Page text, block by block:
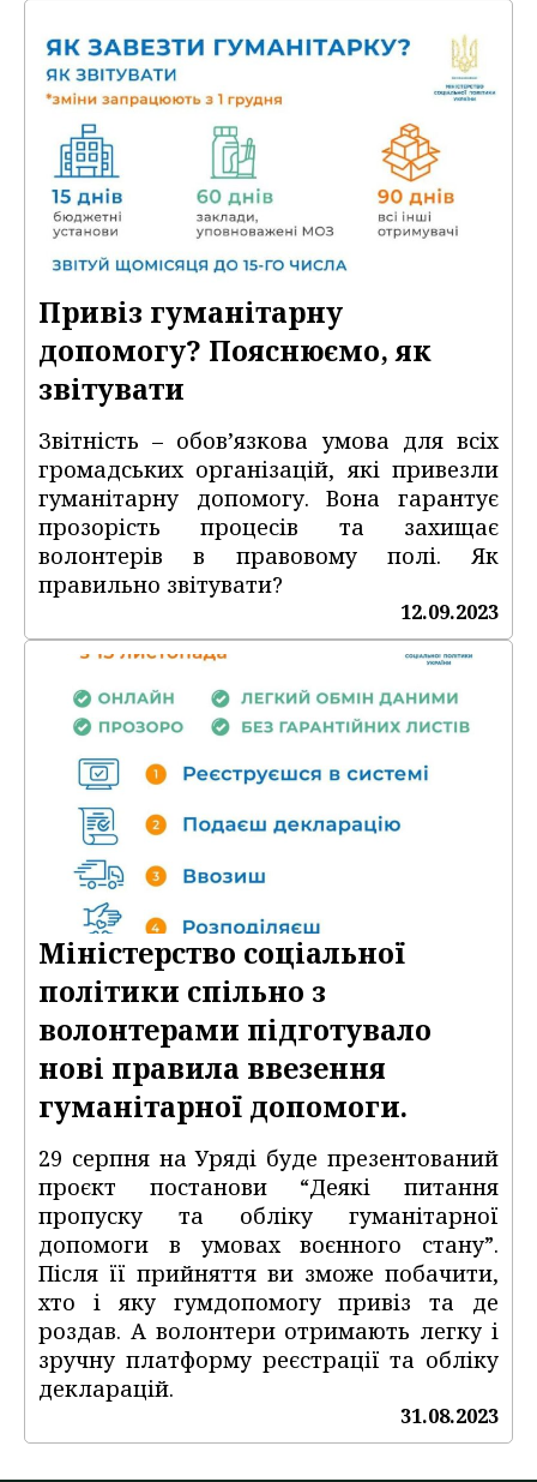
Привіз гуманітарну
допомогу? Пояснюємо, як
звітувати
Звітність – обов’язкова умова для всіх
громадських організацій, які привезли
гуманітарну допомогу. Вона гарантує
прозорість процесів та захищає
волонтерів в правовому полі. Як
правильно звітувати?
12.09.2023
Міністерство соціальної
політики спільно з
волонтерами підготувало
нові правила ввезення
гуманітарної допомоги.
29 серпня на Уряді буде презентований
проєкт постанови “Деякі питання
пропуску та обліку гуманітарної
допомоги в умовах воєнного стану”.
Після її прийняття ви зможе побачити,
хто і яку гумдопомогу привіз та де
роздав. А волонтери отримають легку і
зручну платформу реєстрації та обліку
декларацій.
31.08.2023